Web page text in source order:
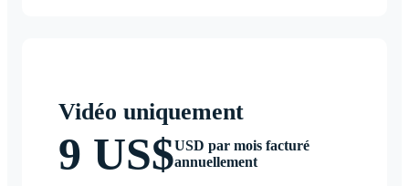
Vidéo uniquement
9 US$USD par mois facturé
annuellement